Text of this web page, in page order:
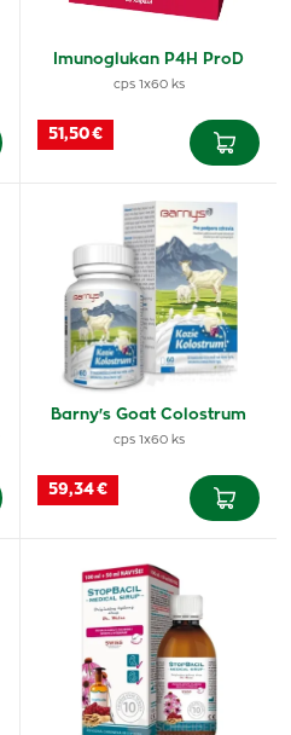
Imunoglukan P4H ProD
cps 1x60 ks
51,50 €
Barny's Goat Colostrum
cps 1x60 ks
59,34 €